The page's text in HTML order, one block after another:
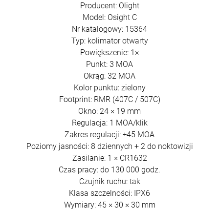
Producent: Olight
Model: Osight C
Nr katalogowy: 15364
Typ: kolimator otwarty
Powiększenie: 1×
Punkt: 3 MOA
Okrąg: 32 MOA
Kolor punktu: zielony
Footprint: RMR (407C / 507C)
Okno: 24 × 19 mm
Regulacja: 1 MOA/klik
Zakres regulacji: ±45 MOA
Poziomy jasności: 8 dziennych + 2 do noktowizji
Zasilanie: 1 × CR1632
Czas pracy: do 130 000 godz.
Czujnik ruchu: tak
Klasa szczelności: IPX6
Wymiary: 45 × 30 × 30 mm